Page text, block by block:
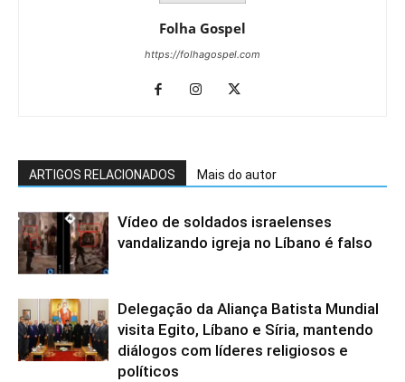
Folha Gospel
https://folhagospel.com
ARTIGOS RELACIONADOS Mais do autor
Vídeo de soldados israelenses
vandalizando igreja no Líbano é falso
Delegação da Aliança Batista Mundial
visita Egito, Líbano e Síria, mantendo
diálogos com líderes religiosos e
políticos